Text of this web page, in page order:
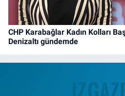
CHP Karabağlar Kadın Kolları
Denizaltı gündemde